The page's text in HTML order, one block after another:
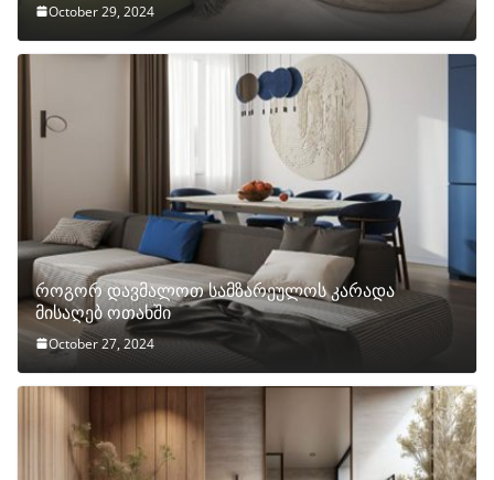
October 29, 2024
როგორ დავმალოთ სამზარეულოს კარადა
მისაღებ ოთახში
October 27, 2024